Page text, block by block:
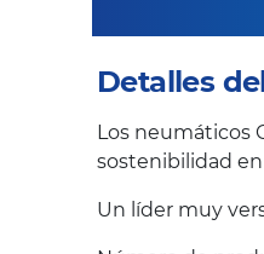
Detalles
Los neumáticos
sostenibilidad
Un líder muy